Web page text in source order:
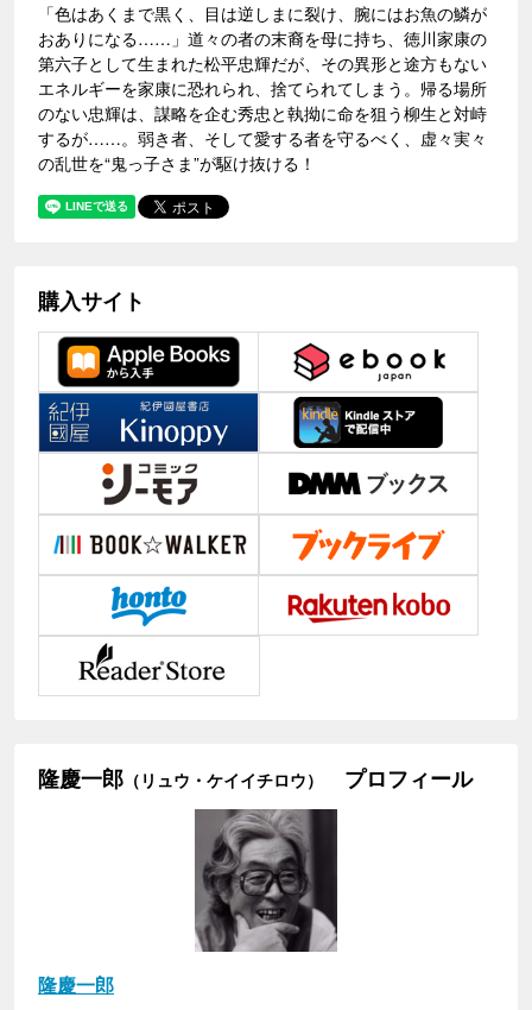
「色はあくまで黒く、目は逆しまに裂け、腕にはお魚の鱗が
おありになる……」道々の者の末裔を母に持ち、徳川家康の
第六子として生まれた松平忠輝だが、その異形と途方もない
エネルギーを家康に恐れられ、捨てられてしまう。帰る場所
のない忠輝は、謀略を企む秀忠と執拗に命を狙う柳生と対峙
するが……。弱き者、そして愛する者を守るべく、虚々実々
の乱世を“鬼っ子さま”が駆け抜ける！
購入サイト
隆慶一郎 （リュウ・ケイイチロウ） プロフィール
隆慶一郎